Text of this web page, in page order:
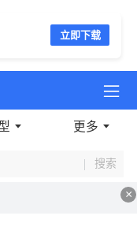
立即下载
更多
搜索
×